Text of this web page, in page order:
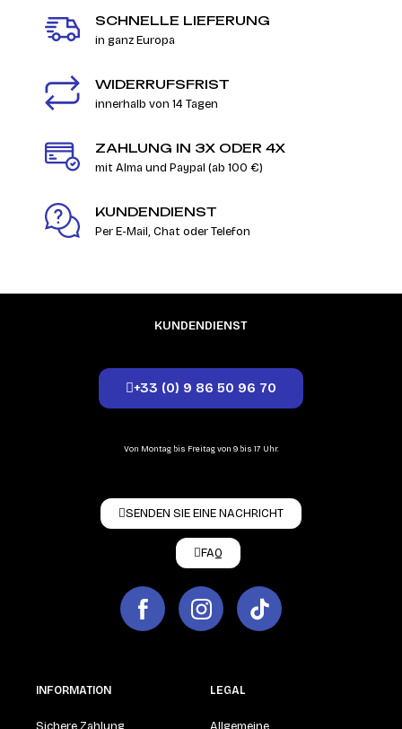
SCHNELLE LIEFERUNG
in ganz Europa
WIDERRUFSFRIST
innerhalb von 14 Tagen
ZAHLUNG IN 3X ODER 4X
mit Alma und Paypal (ab 100 €)
KUNDENDIENST
Per E-Mail, Chat oder Telefon
KUNDENDIENST
+33 (0) 9 86 50 96 70
Von Montag bis Freitag von 9 bis 17 Uhr.
SENDEN SIE EINE NACHRICHT
FAQ
INFORMATION LEGAL